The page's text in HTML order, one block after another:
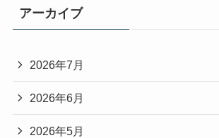
アーカイブ
2026年7月
2026年6月
2026年5月